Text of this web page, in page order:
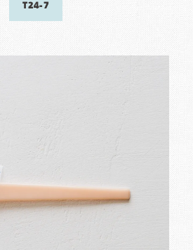
T24-7